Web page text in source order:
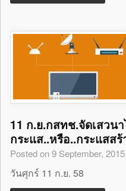
11 ก.ย.กสทช.จัดเสวน
กระแส..หรือ..กระแสสร้
Posted on 9 September, 2015
วันศุกร์ 11 ก.ย. 58